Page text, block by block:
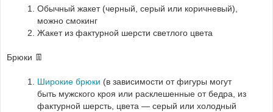
Обычный жакет (черный, серый или коричневый),
можно смокинг
Жакет из фактурной шерсти светлого цвета
Брюки 👖
Широкие брюки (в зависимости от фигуры могут
быть мужского кроя или расклешенные от бедра, из
фактурной шерсть, цвета — серый или холодный